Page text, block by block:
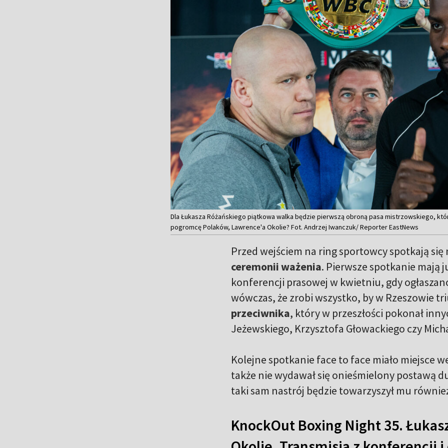
Dla Łukasza Różańskiego piątkowa walka będzie pierwszą obroną pasa mistrzowskiego,
pogromcę Polaków, Lawrence'a Okolie? Fot. Andrzej Iwanczuk/ Reporter EastNews
Przed wejściem na ring sportowcy spotkają się
ceremonii ważenia. Pierwsze spotkanie mają
konferencji prasowej w kwietniu, gdy
wówczas, że zrobi wszystko, by w Rzeszowie
przeciwnika, który w przeszłości pokonał
Jeżewskiego, Krzysztofa Głowackiego czy
Kolejne spotkanie face to face miało miejsce
także nie wydawał się onieśmielony postawą
taki sam nastrój będzie towarzyszył mu
KnockOut Boxing Night 35.